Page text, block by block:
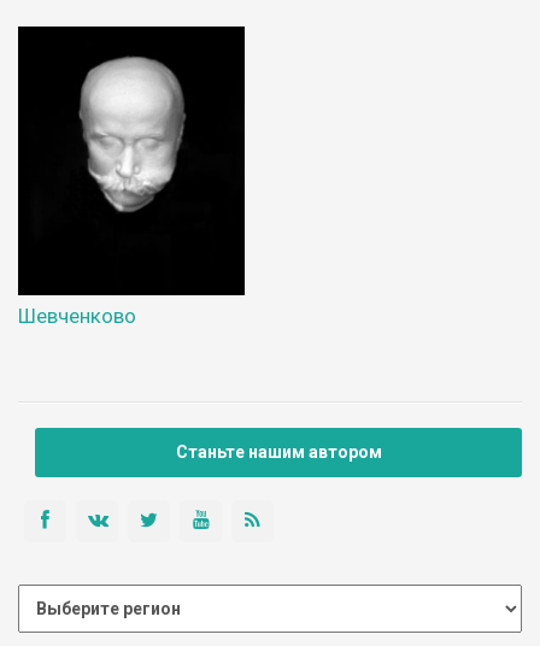
Шевченково
Станьте нашим автором